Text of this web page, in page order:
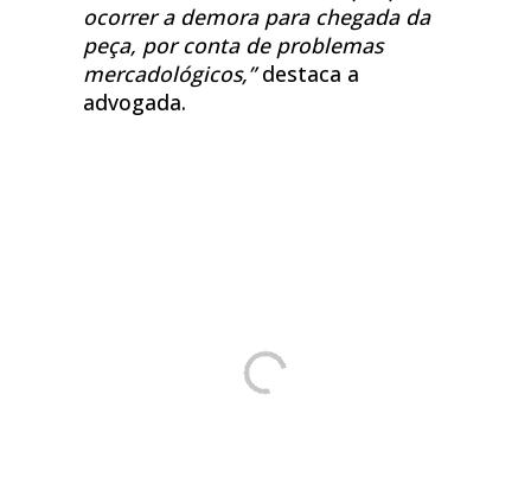
ocorrer a demora para chegada da
peça, por conta de problemas
mercadológicos,”destaca a
advogada.